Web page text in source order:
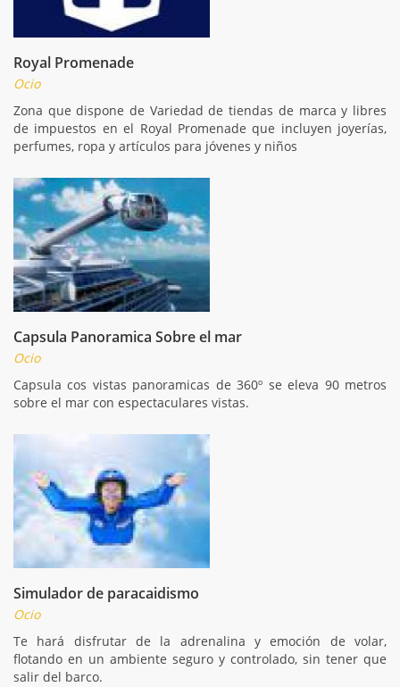
Royal Promenade
Ocio
Zona que dispone de Variedad de tiendas de marca y libres
de impuestos en el Royal Promenade que incluyen joyerías,
perfumes, ropa y artículos para jóvenes y niños
Capsula Panoramica Sobre el mar
Ocio
Capsula cos vistas panoramicas de 360º se eleva 90 metros
sobre el mar con espectaculares vistas.
Simulador de paracaidismo
Ocio
Te hará disfrutar de la adrenalina y emoción de volar,
flotando en un ambiente seguro y controlado, sin tener que
salir del barco.